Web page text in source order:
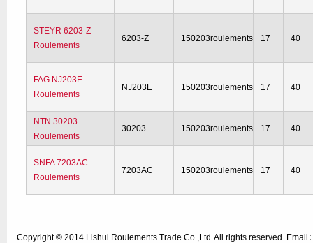
STEYR 6203-Z
Roulements
6203-Z 150203roulements 17 40
FAG NJ203E
Roulements
NJ203E 150203roulements 17 40
NTN 30203
Roulements
30203 150203roulements 17 40
SNFA 7203AC
Roulements
7203AC 150203roulements 17 40
Copyright © 2014 Lishui Roulements Trade Co.,Ltd All rights reserved. Email